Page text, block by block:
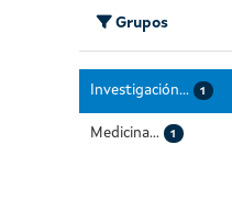
Grupos
Investigación... 1
Medicina... 1